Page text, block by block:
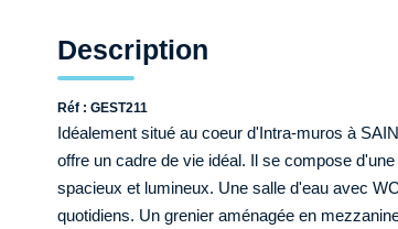
Description
Réf : GEST211
Idéalement situé au coeur d'Intra-muros à
offre un cadre de vie idéal. Il se compose
spacieux et lumineux. Une salle d'eau avec
quotidiens. Un grenier aménagée en